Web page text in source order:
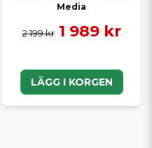
Media
2 199 kr 1 989 kr
LÄGG I KORGEN